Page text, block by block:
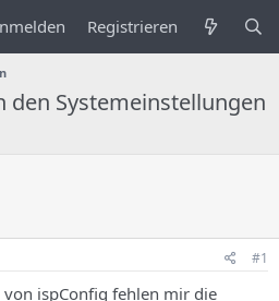
Registrieren
den Systemeinstellungen
#1
ispConfig fehlen mir die